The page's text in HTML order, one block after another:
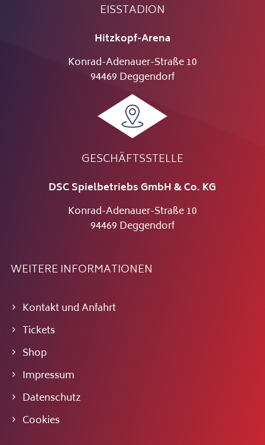
EISSTADION
Hitzkopf-Arena
Konrad-Adenauer-Straße 10
94469 Deggendorf
GESCHÄFTSSTELLE
DSC Spielbetriebs GmbH & Co. KG
Konrad-Adenauer-Straße 10
94469 Deggendorf
WEITERE INFORMATIONEN
Kontakt und Anfahrt
Tickets
Shop
Impressum
Datenschutz
Cookies